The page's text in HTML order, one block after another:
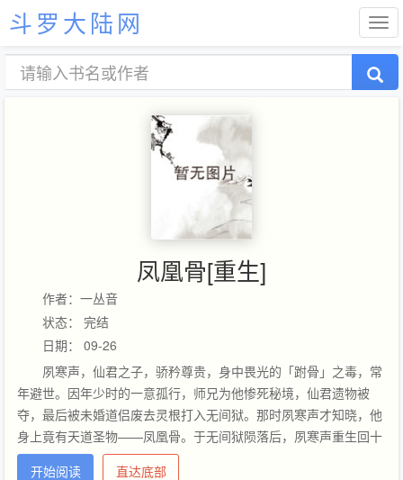
斗罗大陆网
凤凰骨[重生]
作者：一丛音
状态： 完结
日期： 09-26
夙寒声，仙君之子，骄矜尊贵，身中畏光的「跗骨」之毒，常
年避世。因年少时的一意孤行，师兄为他惨死秘境，仙君遗物被
夺，最后被未婚道侣废去灵根打入无间狱。那时夙寒声才知晓，他
身上竟有天道圣物——凤凰骨。于无间狱陨落后，夙寒声重生回十
七岁。他还被“囚”在小小一隅，故友、师门众人仍旧是风华绝代的
开始阅读 直达底部